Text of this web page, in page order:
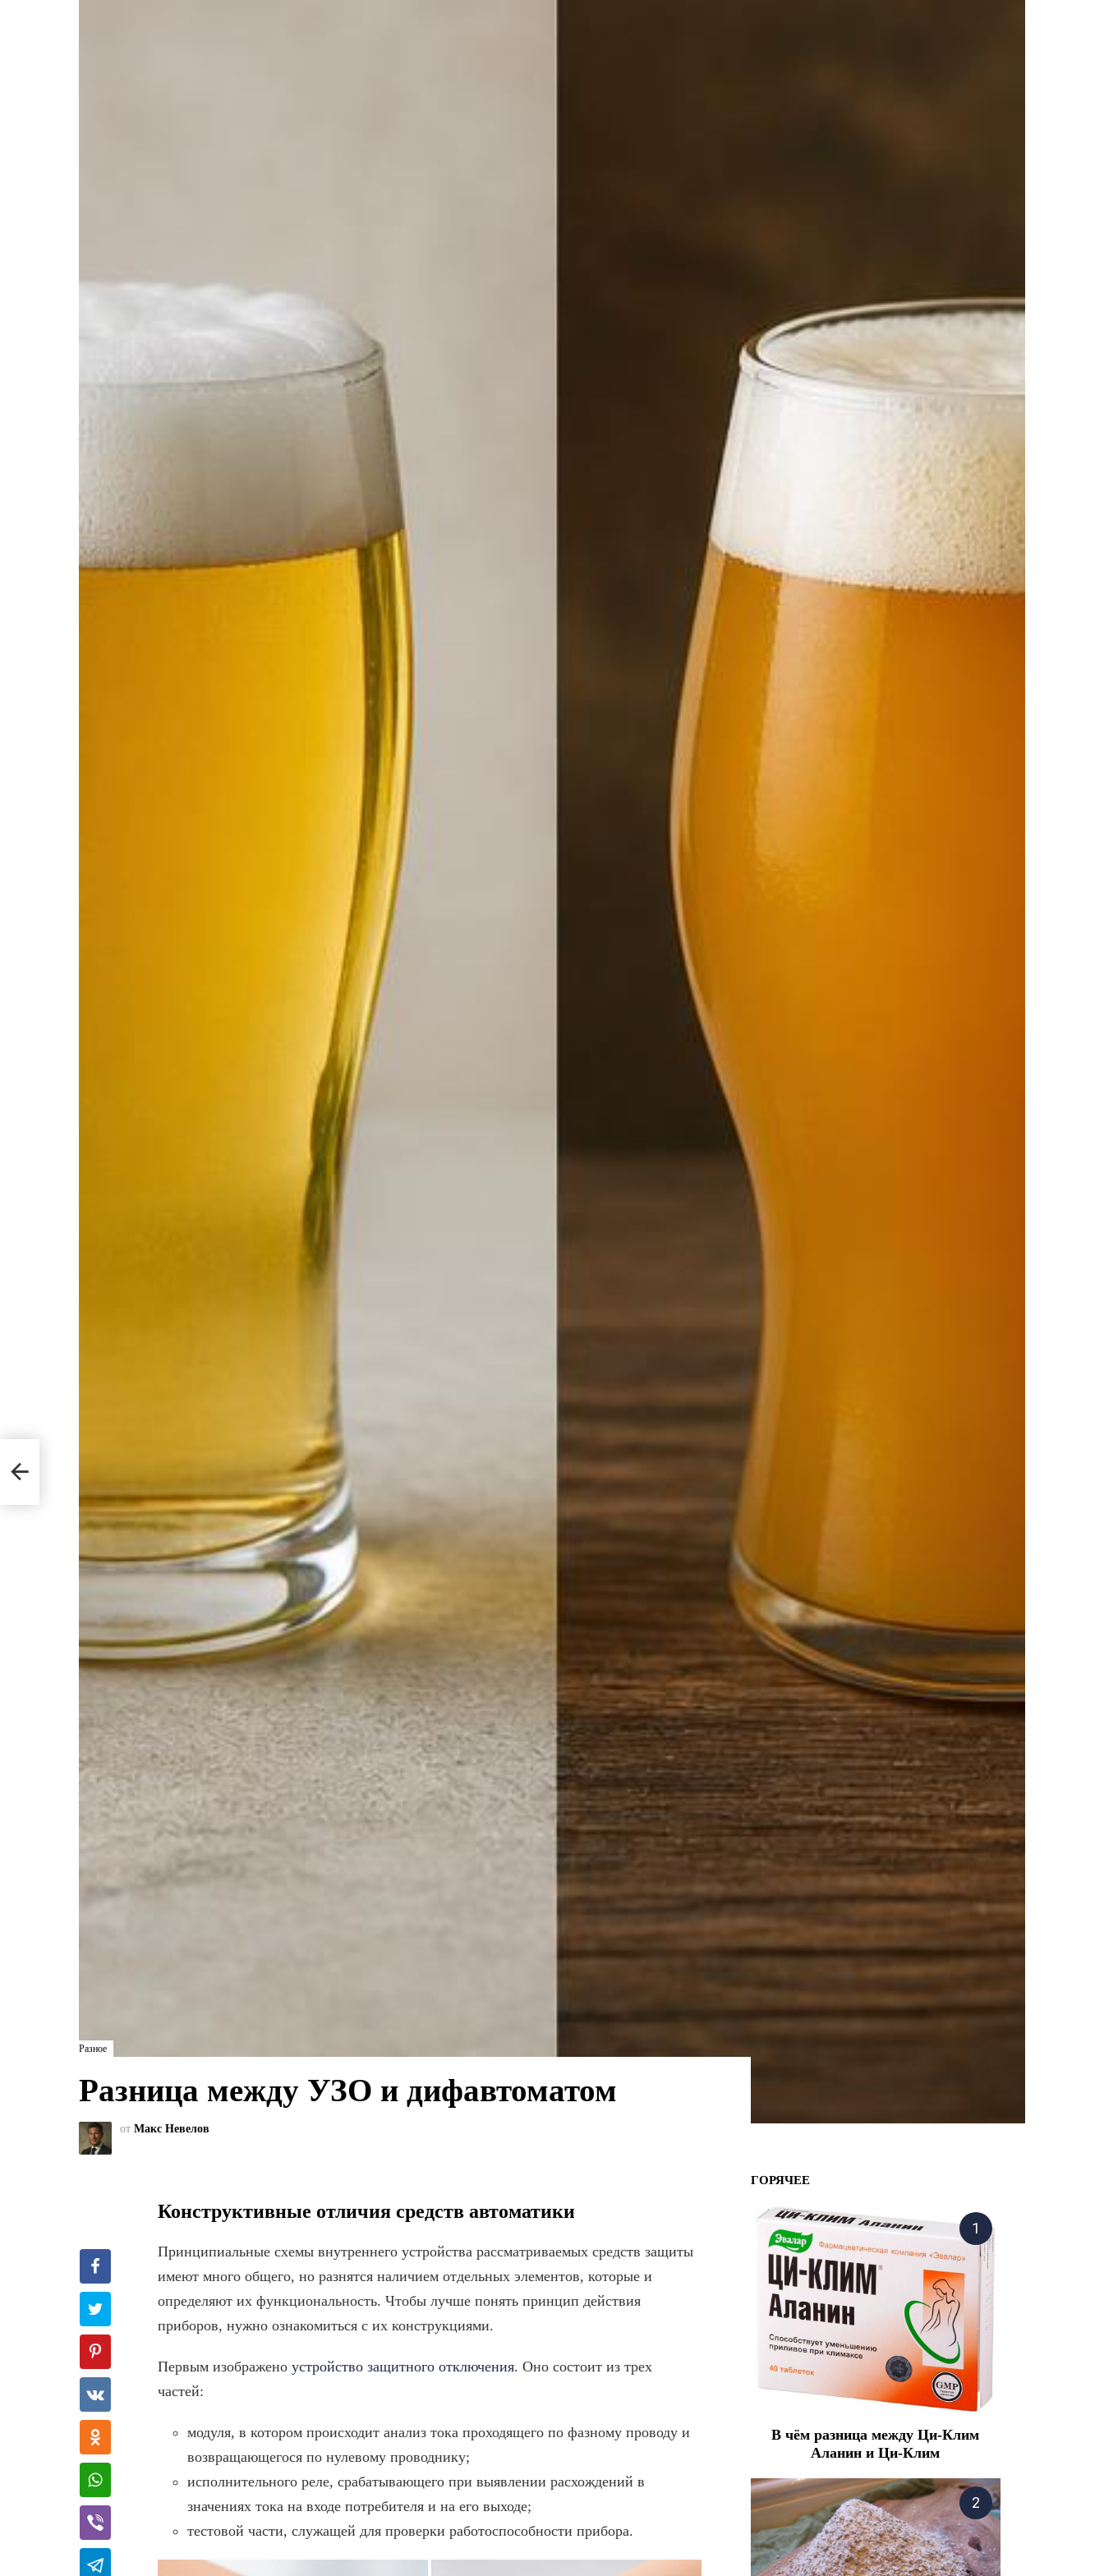
Разное
Разница между УЗО и дифавтоматом
от Макс Невелов
Конструктивные отличия средств автоматики
Принципиальные схемы внутреннего устройства рассматриваемых средств защиты
имеют много общего, но разнятся наличием отдельных элементов, которые и
определяют их функциональность. Чтобы лучше понять принцип действия
приборов, нужно ознакомиться с их конструкциями.
Первым изображено устройство защитного отключения. Оно состоит из трех
частей:
модуля, в котором происходит анализ тока проходящего по фазному проводу и
возвращающегося по нулевому проводнику;
исполнительного реле, срабатывающего при выявлении расхождений в
значениях тока на входе потребителя и на его выходе;
тестовой части, служащей для проверки работоспособности прибора.
ГОРЯЧЕЕ
В чём разница между Ци-Клим
Аланин и Ци-Клим